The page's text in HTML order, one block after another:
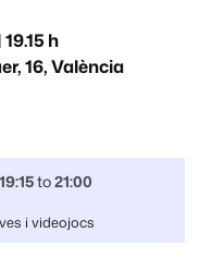
h
16, València
19:15to21:00
i videojocs